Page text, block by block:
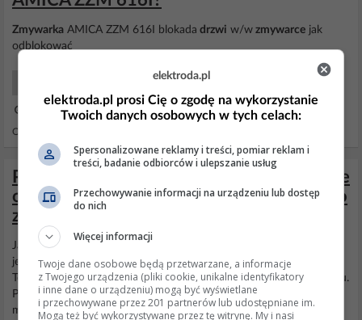
Zmywarka AMICA ZZM 616I blokada drzwi w/w zmywarce jak
odblokować
13 Lis 2015 10:50
Odpowiedzi: 4 Wyświetleń: 6009
Przeróbka drzwi balkonowych - otwieranie
od wewnątrz bez klucza, od zewnątrz tylko
z kluczem.
Jakiś czas temu popełniłem projekt windy w domu wyrzucając
jednocześnie schody. https://www.elektroda.pl/rtvforum/viewto...
Teraz przyszedł czas by dorobić schody tyle że z balkonu do ogrodu.
Potrzebuję tak przerobićdrzwi balkonowe żebym od wewnątrz
mógł
otwierać balkon jak zawsze, a od zewnątrz tylko za pomocą
elektroda.pl
elektroda.pl prosi Cię o zgodę na wykorzystanie
Twoich danych osobowych w tych celach:
Spersonalizowane reklamy i treści, pomiar reklam i
treści, badanie odbiorców i ulepszanie usług
Przechowywanie informacji na urządzeniu lub dostęp
do nich
Więcej informacji
Twoje dane osobowe będą przetwarzane, a informacje
z Twojego urządzenia (pliki cookie, unikalne identyfikatory
i inne dane o urządzeniu) mogą być wyświetlane
i przechowywane przez 201 partnerów lub udostępniane im.
Mogą też być wykorzystywane przez tę witrynę. My i nasi